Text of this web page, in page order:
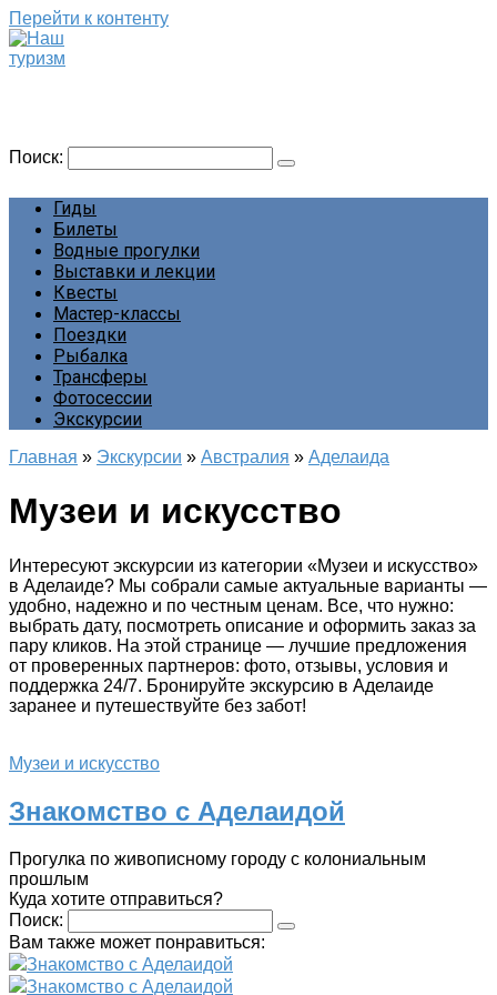
Перейти к контенту
Поиск:
Гиды
Билеты
Водные прогулки
Выставки и лекции
Квесты
Мастер-классы
Поездки
Рыбалка
Трансферы
Фотосессии
Экскурсии
Главная » Экскурсии » Австралия » Аделаида
Музеи и искусство
Интересуют экскурсии из категории «Музеи и искусство»
в Аделаиде? Мы собрали самые актуальные варианты —
удобно, надежно и по честным ценам. Все, что нужно:
выбрать дату, посмотреть описание и оформить заказ за
пару кликов. На этой странице — лучшие предложения
от проверенных партнеров: фото, отзывы, условия и
поддержка 24/7. Бронируйте экскурсию в Аделаиде
заранее и путешествуйте без забот!
Музеи и искусство
Знакомство с Аделаидой
Прогулка по живописному городу с колониальным
прошлым
Куда хотите отправиться?
Поиск:
Вам также может понравиться:
Знакомство с Аделаидой
Знакомство с Аделаидой